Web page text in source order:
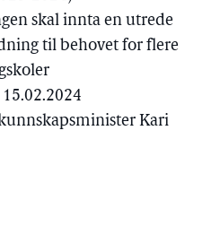
skal innta en utrede
til behovet for flere
Kari